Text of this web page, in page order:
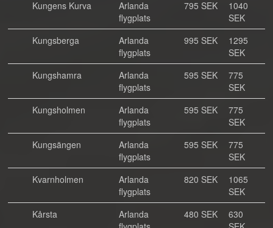
Kungens Kurva
Arlanda
flygplats
795 SEK
1040
SEK
Kungsberga
Arlanda
flygplats
995 SEK
1295
SEK
Kungshamra
Arlanda
flygplats
595 SEK
775
SEK
Kungsholmen
Arlanda
flygplats
595 SEK
775
SEK
Kungsängen
Arlanda
flygplats
595 SEK
775
SEK
Kvarnholmen
Arlanda
flygplats
820 SEK
1065
SEK
Kårsta
Arlanda
480 SEK
630